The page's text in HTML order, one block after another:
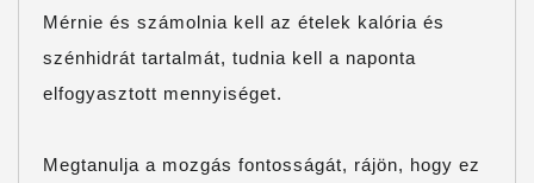
Mérnie és számolnia kell az ételek kalória és
szénhidrát tartalmát, tudnia kell a naponta
elfogyasztott mennyiséget.
Megtanulja a mozgás fontosságát, rájön, hogy ez